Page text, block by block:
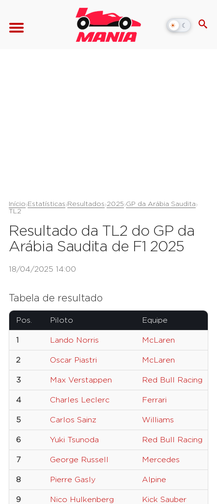
☀ ☾
Alternar
modo
Início›Estatísticas›Resultados›2025›GP da Arábia Saudita›
TL2
Resultado da TL2 do GP da
Arábia Saudita de F1 2025
18/04/2025 14:00
Tabela de resultado
Pos. Piloto Equipe
1 Lando Norris McLaren
2 Oscar Piastri McLaren
3 Max Verstappen Red Bull Racing
4 Charles Leclerc Ferrari
5 Carlos Sainz Williams
6 Yuki Tsunoda Red Bull Racing
7 George Russell Mercedes
8 Pierre Gasly Alpine
9 Nico Hulkenberg Kick Sauber